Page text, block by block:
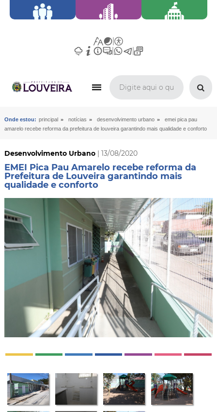
Onde estou: principal » notícias » desenvolvimento urbano »
emei pica pau
amarelo recebe reforma da prefeitura de louveira garantindo mais qualidade e conforto
Desenvolvimento Urbano| 13/08/2020
EMEI Pica Pau Amarelo recebe reforma da
Prefeitura de Louveira garantindo mais
qualidade e conforto